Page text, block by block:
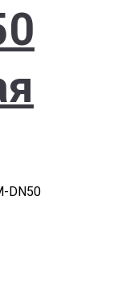
DN50